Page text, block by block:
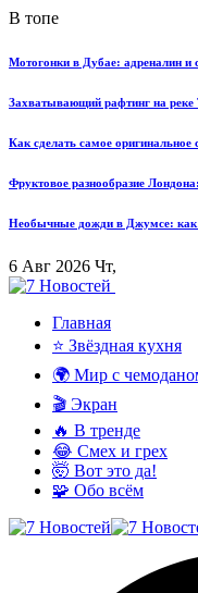
В топе
Мотогонки в Дубае: адреналин и
Захватывающий рафтинг на
Как сделать самое
Фруктовое разнообразие
Необычные дожди в Джумсе: как
6 Авг 2026 Чт,
Главная
⭐ Звёздная кухня
🌍 Мир с
🎬 Экран
🔥 В тренде
😂 Смех и грех
🤯 Вот это да!
🧩 Обо всём